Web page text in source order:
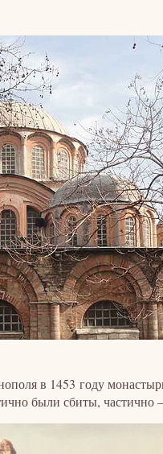
в 1453 году
были сбиты, частично